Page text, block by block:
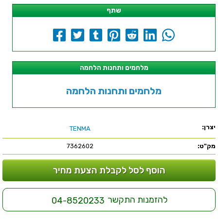
שתף
מלחמים ותחנות הלחמה
מלחמים ותחנות הלחמה
יצרן: TENMA
מק"ט: 7362602
הוסף לסל לקבלת הצעת מחיר
להזמנות התקשר 04-8520233